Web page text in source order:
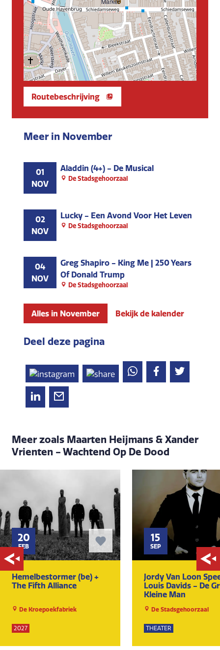
Routebeschrijving
Meer in November
01
NOV
Aladdin (4+) - De Musical
De Stadsgehoorzaal
02
NOV
Lucky - Een Avond Voor Het Leven
De Stadsgehoorzaal
04
NOV
Greg Shapiro - King Me | 250 Years
Of Donald Trump
De Stadsgehoorzaal
Alles in November Bekijk de kalender
Deel deze pagina
Meer zoals Maarten Heijmans & Xander
Vrienten - Wachtend Op De Dood
20
FEB
Hemelbestormer (be) +
The Fifth Alliance
De Kroepoekfabriek
2027
15
SEP
Jordy Van Loon
Louis Davids - De
Kleine Man
De Stadsgehoorzaal
THEATER